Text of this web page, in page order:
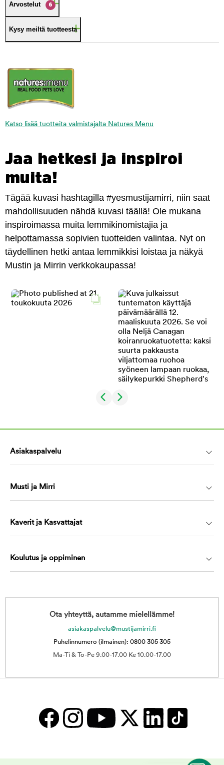
Arvostelut 6
Kysy meiltä tuotteesta
Katso lisää tuotteita valmistajalta Natures Menu
Jaa hetkesi ja inspiroi
muita!
Tägää kuvasi hashtagilla #yesmustijamirri, niin saat
mahdollisuuden nähdä kuvasi täällä! Ole mukana
inspiroimassa muita lemmikinomistajia ja
helpottamassa sopivien tuotteiden valintaa. Nyt on
täydellinen hetki antaa lemmikkisi loistaa ja näkyä
Mustin ja Mirrin verkkokaupassa!
Asiakaspalvelu
Musti ja Mirri
Kaverit ja Kasvattajat
Koulutus ja oppiminen
Ota yhteyttä, autamme mielellämme!
asiakaspalvelu@mustijamirri.fi
Puhelinnumero (ilmainen): 0800 305 305
Ma-Ti & To-Pe 9.00-17.00 Ke 10.00-17.00